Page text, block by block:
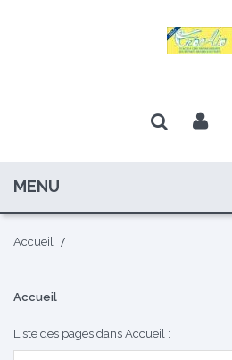
MENU
Accueil
Accueil
Liste des pages dans Accueil :